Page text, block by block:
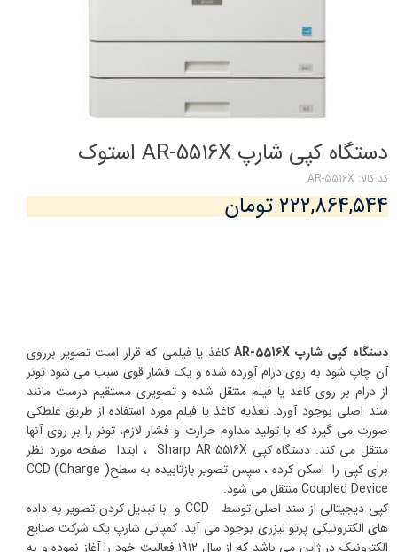
دستگاه کپی شارپ AR-5516X استوک
کد کالا: AR-5516X
۲۲۲,۸۶۴,۵۴۴ تومان
دستگاه کپی شارپ AR-5516X
کاغذ یا فیلمی که قرار است تصویر برروی
آن چاپ شود به روی درام آورده شده و یک فشار قوی سبب می شود تونر
از درام بر روی کاغد یا فیلم منتقل شده و تصویری مستقیم درست مانند
سند اصلی بوجود آورد. تغذیه کاغذ یا فیلم مورد استفاده از طریق غلطکی
صورت می گیرد که با تولید مداوم حرارت و فشار لازم، تونر را بر روی آنها
منتقل می کند. دستگاه کپی Sharp AR 5516X ،‌ ابتدا صفحه مورد نظر
برای کپی را اسکن کرده ، سپس تصویر بازتابیده به سطح( CCD (Charge
Coupled Device منتقل می شود.
کپی دیجیتالی از سند اصلی توسط CCD و با تبدیل کردن تصویر به داده
های الکترونیکی پرتو لیزری بوجود می آید. کمپانی شارپ یک شرکت صنایع
الکترونیک در ژاپن می باشد که از سال ۱۹۱۲ فعالیت خود را آغاز نموده و به